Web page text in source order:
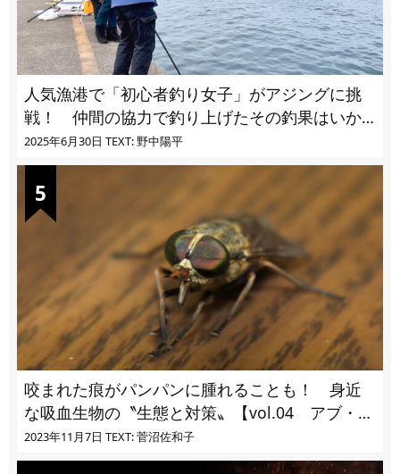
人気漁港で「初心者釣り女子」がアジングに挑
戦！ 仲間の協力で釣り上げたその釣果はいか
に!?
2025年6月30日 TEXT: 野中陽平
咬まれた痕がパンパンに腫れることも！ 身近
な吸血生物の〝生態と対策〟【vol.04 アブ・ブ
ユ・ヌカカ】
2023年11月7日 TEXT: 菅沼佐和子